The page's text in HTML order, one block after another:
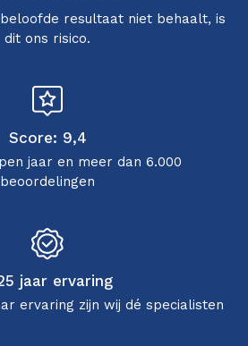
resultaat niet behaalt, is
dit ons risico.
Score: 9,4
jaar en meer dan 6.000
beoordelingen
jaar ervaring
ervaring zijn wij dé specialisten